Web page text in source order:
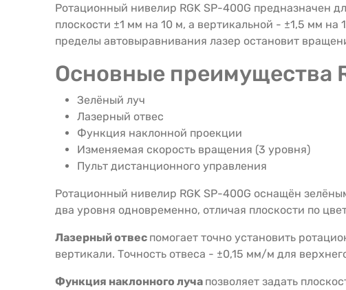
Ротационный нивелир RGK SP-400G предназначен
плоскости ±1 мм на 10 м, а вертикальной - ±1,5 мм
пределы автовыравнивания лазер остановит
Основные преимущества
Зелёный луч
Лазерный отвес
Функция наклонной проекции
Изменяемая скорость вращения (3 уровня)
Пульт дистанционного управления
Ротационный нивелир RGK SP-400G оснащён
два уровня одновременно, отличая плоскости по
Лазерный отвес помогает точно установить
вертикали. Точность отвеса - ±0,15 мм/м для
Функция наклонного луча позволяет задать